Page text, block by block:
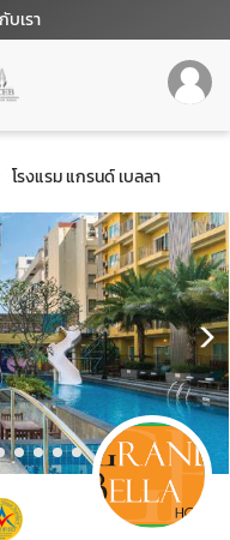
บเรา
โรงแรม แกรนด์ เบลลา